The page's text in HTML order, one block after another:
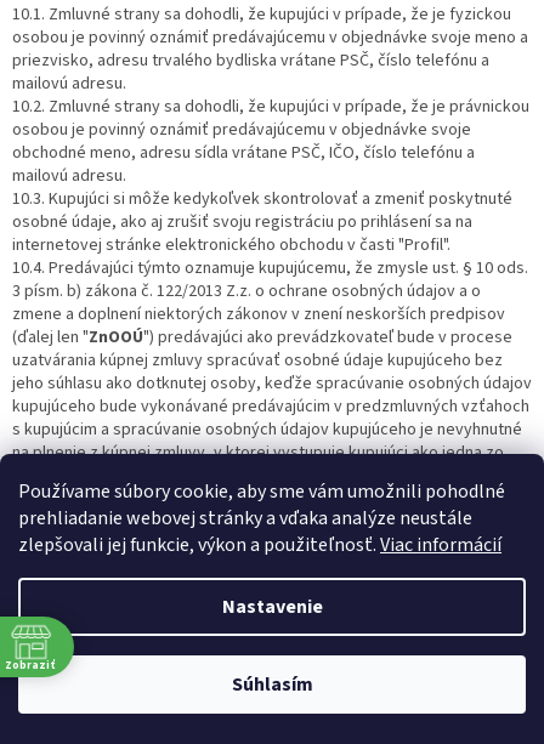
Používame súbory cookie, aby sme vám umožnili pohodlné
prehliadanie webovej stránky a vďaka analýze neustále
zlepšovali jej funkcie, výkon a použiteľnosť.Viac informácií
Nastavenie
Súhlasím
10.1. Zmluvné strany sa dohodli, že kupujúci v prípade, že je fyzickou
osobou je povinný oznámiť predávajúcemu v objednávke svoje meno a
priezvisko, adresu trvalého bydliska vrátane PSČ, číslo telefónu a
mailovú adresu.
10.2. Zmluvné strany sa dohodli, že kupujúci v prípade, že je právnickou
osobou je povinný oznámiť predávajúcemu v objednávke svoje
obchodné meno, adresu sídla vrátane PSČ, IČO, číslo telefónu a
mailovú adresu.
10.3. Kupujúci si môže kedykoľvek skontrolovať a zmeniť poskytnuté
osobné údaje, ako aj zrušiť svoju registráciu po prihlásení sa na
internetovej stránke elektronického obchodu v časti "Profil".
10.4. Predávajúci týmto oznamuje kupujúcemu, že zmysle ust. § 10 ods.
3 písm. b) zákona č. 122/2013 Z.z. o ochrane osobných údajov a o
zmene a doplnení niektorých zákonov v znení neskorších predpisov
(ďalej len "ZnOOÚ") predávajúci ako prevádzkovateľ bude v procese
uzatvárania kúpnej zmluvy spracúvať osobné údaje kupujúceho bez
jeho súhlasu ako dotknutej osoby, keďže spracúvanie osobných údajov
kupujúceho bude vykonávané predávajúcim v predzmluvných vzťahoch
s kupujúcim a spracúvanie osobných údajov kupujúceho je nevyhnutné
na plnenie z kúpnej zmluvy, v ktorej vystupuje kupujúci ako jedna zo
10.5. Kupujúci môže odškrtnutím príslušného políčka pred odoslaním
objednávky vyjadriť svoj nesúhlas v zmysle ust. § 11 ods. 1 zákona, aby
predávajúci spracoval a uschovával jeho osobné údaje, najmä tie, ktoré
predávajúceho týkajúcej sa zasielania informácií o nových produktoch,
zľavách a akciách na ponúkaných tovaroch a spracovával ich vo
všetkých svojich informačných systémoch, týkajúcich sa zasielania
informácií o nových produktoch, zľavách a akciách na ponúkaných
tovaroch.
10.6. Predávajúci sa zaväzuje, že bude s osobnými údajmi kupujúceho
Zobraziť